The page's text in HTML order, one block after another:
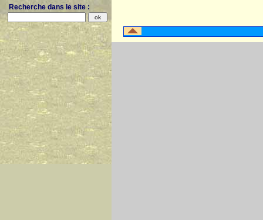
Recherche dans le site :